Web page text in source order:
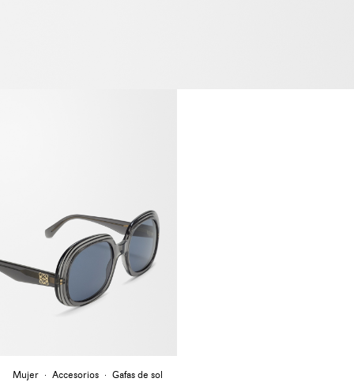
Mujer Accesorios
Gafas de sol